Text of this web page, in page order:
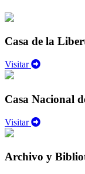
Casa de la
Visitar
Casa Nacional
Visitar
Archivo y